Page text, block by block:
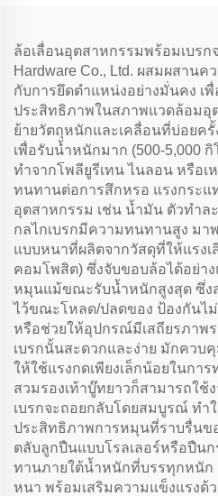
ล้อเลื่อนอุตสาหกรรมพร้อมเบรก
Hardware Co., Ltd. ผสมผสาน
กับการยึดตำแหน่งอย่างมั่นคง เ
ประสิทธิภาพในสภาพแวดล้อมอุ
ย้ายวัตถุหนักและเคลื่อนที่บ่อยค
เพื่อรับน้ำหนักมาก (500-5,000
ทำจากโพลียูรีเทน ไนลอน หรือ
ทนทานต่อการสึกหรอ แรงกระแ
อุตสาหกรรม เช่น น้ำมัน ตัวทำล
กลไกเบรกมีความทนทานสูง ม
แบบหนาที่ผลิตจากวัสดุที่ให้แรงเ
คอมโพสิต) ซึ่งจับขอบล้อได้อย่า
หมุนแม้ขณะรับน้ำหนักสูงสุด ซึ่ง
ไว้ขณะโหลด/ปลดของ ป้องกันไ
หรือช่วยให้อุปกรณ์มีเสถียรภาพ
เบรกนั้นสะดวกและง่าย มักควบ
ให้ใช้แรงกดเพียงเล็กน้อยในกา
สวมรองเท้าบู๊ทยาวก็สามารถใช้
เบรกจะถอยกลับโดยสมบูรณ์ ทำ
ประสิทธิภาพการหมุนที่ราบรื่นข
ตลับลูกปืนแบบโรลเลอร์หรือปืนก
ทานภายใต้น้ำหนักที่บรรทุกหนัก
หนา พร้อมเสริมความแข็งแรงด้